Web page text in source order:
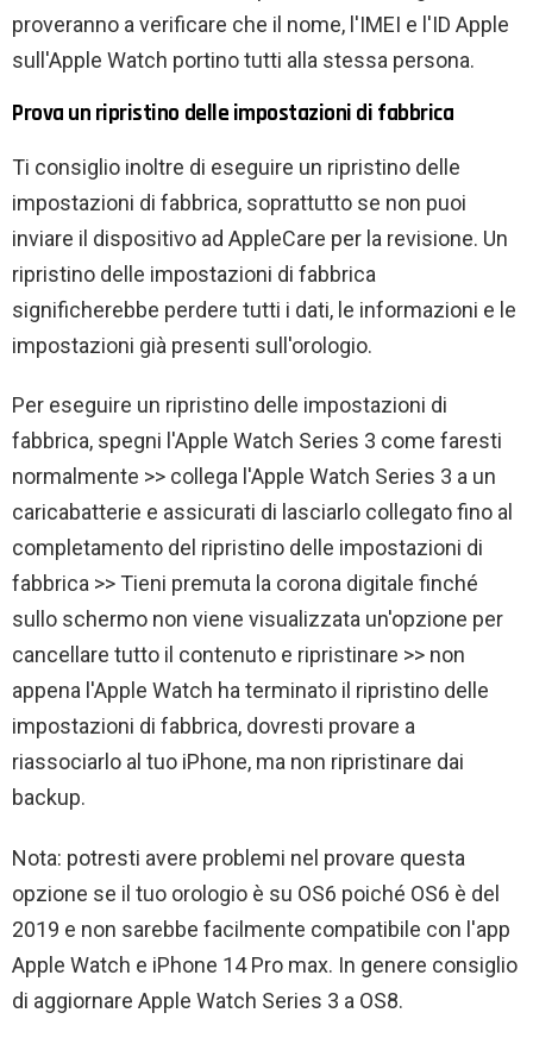
proveranno a verificare che il nome, l'IMEI e l'ID Apple
sull'Apple Watch portino tutti alla stessa persona.
Prova un ripristino delle impostazioni di fabbrica
Ti consiglio inoltre di eseguire un ripristino delle
impostazioni di fabbrica, soprattutto se non puoi
inviare il dispositivo ad AppleCare per la revisione. Un
ripristino delle impostazioni di fabbrica
significherebbe perdere tutti i dati, le informazioni e le
impostazioni già presenti sull'orologio.
Per eseguire un ripristino delle impostazioni di
fabbrica, spegni l'Apple Watch Series 3 come faresti
normalmente >> collega l'Apple Watch Series 3 a un
caricabatterie e assicurati di lasciarlo collegato fino al
completamento del ripristino delle impostazioni di
fabbrica >> Tieni premuta la corona digitale finché
sullo schermo non viene visualizzata un'opzione per
cancellare tutto il contenuto e ripristinare >> non
appena l'Apple Watch ha terminato il ripristino delle
impostazioni di fabbrica, dovresti provare a
riassociarlo al tuo iPhone, ma non ripristinare dai
backup.
Nota: potresti avere problemi nel provare questa
opzione se il tuo orologio è su OS6 poiché OS6 è del
2019 e non sarebbe facilmente compatibile con l'app
Apple Watch e iPhone 14 Pro max. In genere consiglio
di aggiornare Apple Watch Series 3 a OS8.